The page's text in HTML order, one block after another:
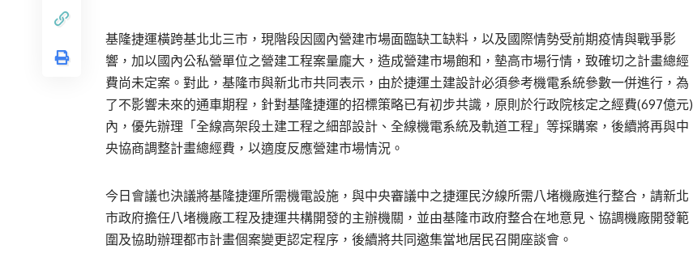
基隆捷運橫跨基北北三市，現階段因國內營建市場面臨缺工缺料，以及國際情勢受前期疫情與戰爭影
響，加以國內公私營單位之營建工程案量龐大，造成營建市場飽和，墊高市場行情，致確切之計畫總經
費尚未定案。對此，基隆市與新北市共同表示，由於捷運土建設計必須參考機電系統參數一併進行，為
了不影響未來的通車期程，針對基隆捷運的招標策略已有初步共識，原則於行政院核定之經費(697億元)
內，優先辦理「全線高架段土建工程之細部設計、全線機電系統及軌道工程」等採購案，後續將再與中
央協商調整計畫總經費，以適度反應營建市場情況。
今日會議也決議將基隆捷運所需機電設施，與中央審議中之捷運民汐線所需八堵機廠進行整合，請新北
市政府擔任八堵機廠工程及捷運共構開發的主辦機關，並由基隆市政府整合在地意見、協調機廠開發範
圍及協助辦理都市計畫個案變更認定程序，後續將共同邀集當地居民召開座談會。